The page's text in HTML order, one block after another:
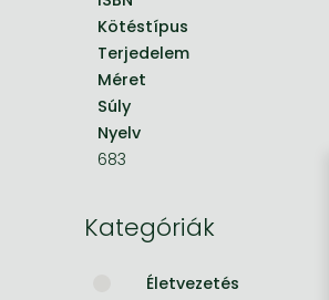
Bleach manga
One-Punch Man manga
Kötéstípus
Terjedelem
Méret
Súly
Nyelv
683
Kategóriák
Életvezetés